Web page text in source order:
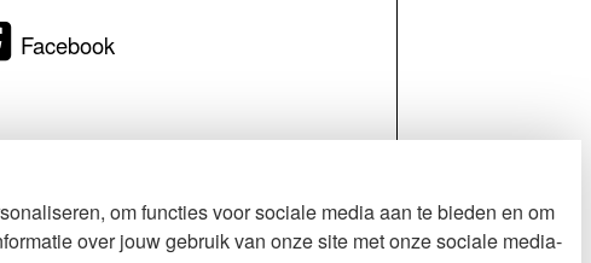
Facebook
om functies voor sociale media aan te bieden en om
over jouw gebruik van onze site met onze sociale media-